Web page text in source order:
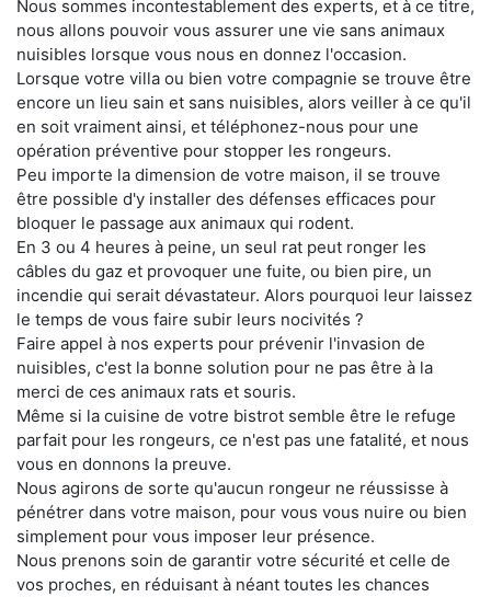
Nous sommes incontestablement des experts, et à ce titre,
nous allons pouvoir vous assurer une vie sans animaux
nuisibles lorsque vous nous en donnez l'occasion.
Lorsque votre villa ou bien votre compagnie se trouve être
encore un lieu sain et sans nuisibles, alors veiller à ce qu'il
en soit vraiment ainsi, et téléphonez-nous pour une
opération préventive pour stopper les rongeurs.
Peu importe la dimension de votre maison, il se trouve
être possible d'y installer des défenses efficaces pour
bloquer le passage aux animaux qui rodent.
En 3 ou 4 heures à peine, un seul rat peut ronger les
câbles du gaz et provoquer une fuite, ou bien pire, un
incendie qui serait dévastateur. Alors pourquoi leur laissez
le temps de vous faire subir leurs nocivités ?
Faire appel à nos experts pour prévenir l'invasion de
nuisibles, c'est la bonne solution pour ne pas être à la
merci de ces animaux rats et souris.
Même si la cuisine de votre bistrot semble être le refuge
parfait pour les rongeurs, ce n'est pas une fatalité, et nous
vous en donnons la preuve.
Nous agirons de sorte qu'aucun rongeur ne réussisse à
pénétrer dans votre maison, pour vous vous nuire ou bien
simplement pour vous imposer leur présence.
Nous prenons soin de garantir votre sécurité et celle de
vos proches, en réduisant à néant toutes les chances